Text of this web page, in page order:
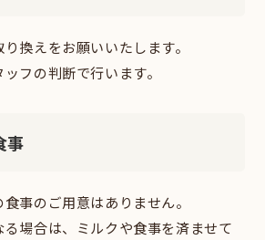
換えをお願いいたします。
フの判断で行います。
事
事のご用意はありません。
場合は、ミルクや食事を済ませて